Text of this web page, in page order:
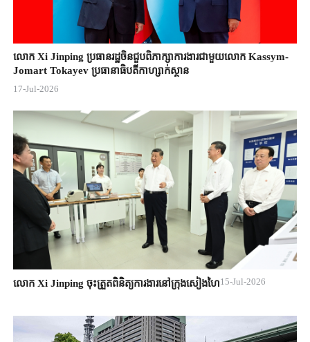
លោក Xi Jinping ប្រធានរដ្ឋចិន​ជួបពិភាក្សា​ការងារជាមួយ​លោក Kassym-
Jomart ​Tokayev ​ប្រធានាធិបតី​កាហ្សាក់ស្ថាន​
17-Jul-2026
លោក Xi Jinping ចុះត្រួតពិនិត្យការងារនៅក្រុងសៀងហៃ15-Jul-2026